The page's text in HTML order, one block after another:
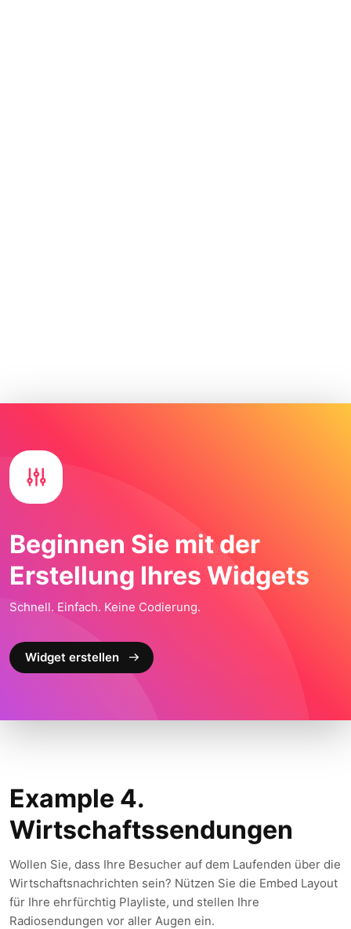
Beginnen Sie mit der
Erstellung Ihres Widgets
Schnell. Einfach. Keine Codierung.
Widget erstellen
Example 4.
Wirtschaftssendungen
Wollen Sie, dass Ihre Besucher auf dem Laufenden über die
Wirtschaftsnachrichten sein? Nützen Sie die Embed Layout
für Ihre ehrfürchtig Playliste, und stellen Ihre
Radiosendungen vor aller Augen ein.